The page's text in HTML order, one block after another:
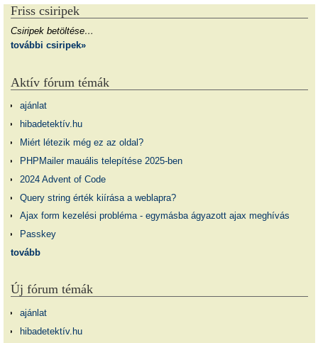
Friss csiripek
Csiripek betöltése…
további csiripek»
Aktív fórum témák
ajánlat
hibadetektív.hu
Miért létezik még ez az oldal?
PHPMailer mauális telepítése 2025-ben
2024 Advent of Code
Query string érték kiírása a weblapra?
Ajax form kezelési probléma - egymásba ágyazott ajax meghívás
Passkey
tovább
Új fórum témák
ajánlat
hibadetektív.hu